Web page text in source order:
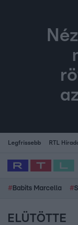
Legfrissebb RTL
# Babits Marcella #
ELÜTÖTTE